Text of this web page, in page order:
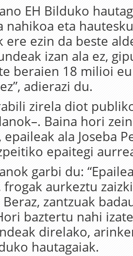
EH Bilduko
nahikoa eta
ere ezin da beste
izan ala ez,
beraien 18 milioi
adierazi du.
zirela diot
Baina hori
ala Joseba
epaitegi
garbi du:
frogak aurkeztu
zantzuak
baztertu nahi
direlako,
hautagaiak.